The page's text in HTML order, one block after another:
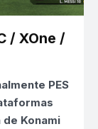
/ XOne /
PES
Konami